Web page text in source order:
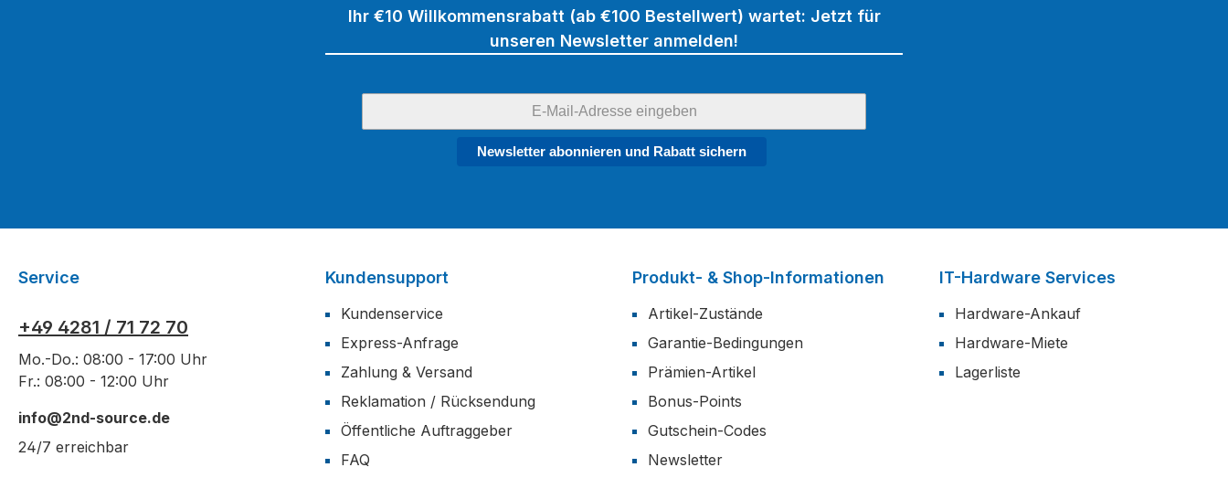
Ihr €10 Willkommensrabatt (ab €100 Bestellwert) wartet: Jetzt für
unseren Newsletter anmelden!
Newsletter abonnieren und Rabatt sichern
Service
+49 4281 / 71 72 70
Mo.-Do.: 08:00 - 17:00 Uhr
Fr.: 08:00 - 12:00 Uhr
info@2nd-source.de
24/7 erreichbar
Kundensupport
Kundenservice
Express-Anfrage
Zahlung & Versand
Reklamation / Rücksendung
Öffentliche Auftraggeber
FAQ
Produkt- & Shop-Informationen
Artikel-Zustände
Garantie-Bedingungen
Prämien-Artikel
Bonus-Points
Gutschein-Codes
Newsletter
IT-Hardware Services
Hardware-Ankauf
Hardware-Miete
Lagerliste